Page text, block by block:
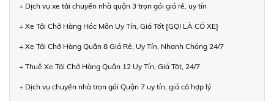
+ Dịch vụ xe tải chuyển nhà quận 3 trọn gói giá rẻ, uy tín
+ Xe Tải Chở Hàng Hóc Môn Uy Tín, Giá Tốt [GỌI LÀ CÓ XE]
+ Xe Tải Chở Hàng Quận 8 Giá Rẻ, Uy Tín, Nhanh Chóng 24/7
+ Thuê Xe Tải Chở Hàng Quận 12 Uy Tín, Giá Tốt, 24/7
+ Dịch vụ chuyển nhà trọn gói Quận 7 uy tín, giá cả hợp lý